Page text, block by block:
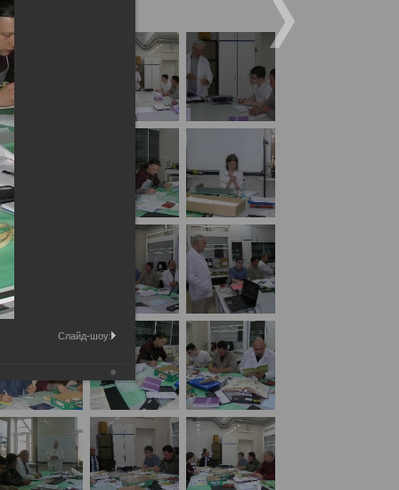
отделений БСМЭ «Судебно-медицинская
Слайд-шоу: